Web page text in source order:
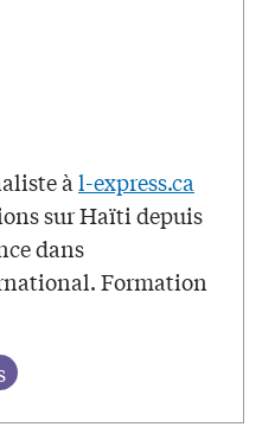
àl-express.ca
sur Haïti depuis
dans
Formation